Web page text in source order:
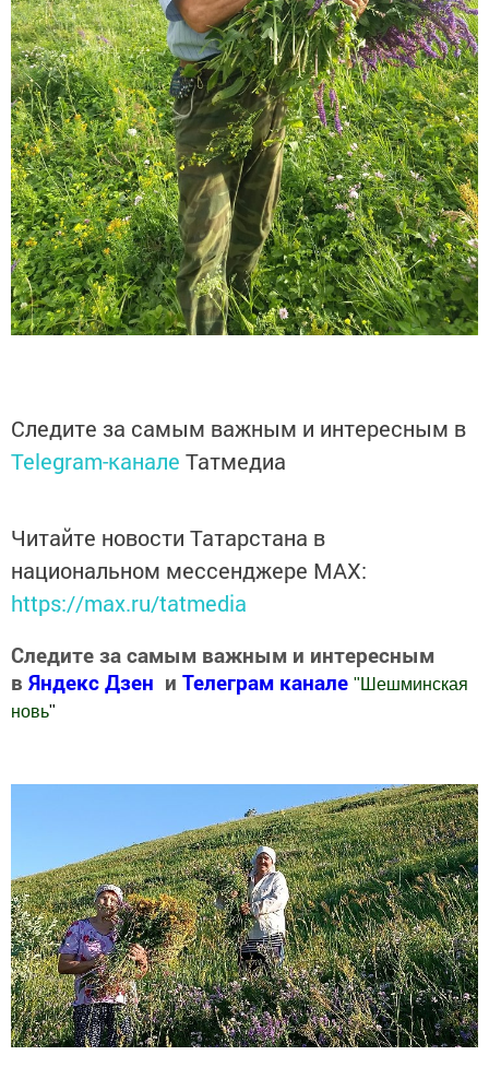
Следите за самым важным и интересным в
Telegram-канале Татмедиа
Читайте новости Татарстана в
национальном мессенджере MАХ:
https://max.ru/tatmedia
Следите за самым важным и интересным
в Яндекс Дзен и Телеграм канале "Шешминская
новь"